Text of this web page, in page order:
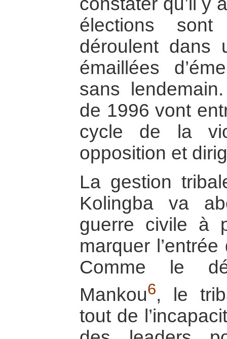
élections
déroulent dans
émaillées
sans
de 1996 vont
cycle de la
opposition et
La gestion
Kolingba va
guerre civile à
marquer
Comme le
Mankou6, le
tout de